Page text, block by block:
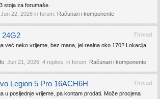
stoja za forumaše.
Jun 22, 2026 in forum: Računari i komponente
Thread
24G2
već neko vrijeme, bez mana, jel realna oko 170? Lokacija
Jun 21, 2026 , 4 replies, in forum: Računari i komponente
Thread
Legion 5 Pro 16ACH6H
u posljednje vrijeme, pa kontam prodati. Može procjena